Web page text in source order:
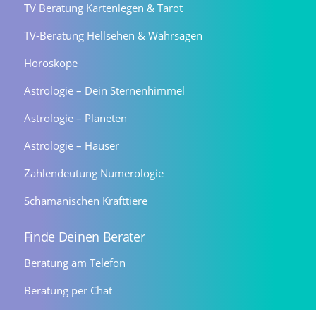
TV Beratung Kartenlegen & Tarot
TV-Beratung Hellsehen & Wahrsagen
Horoskope
Astrologie – Dein Sternenhimmel
Astrologie – Planeten
Astrologie – Häuser
Zahlendeutung Numerologie
Schamanischen Krafttiere
Finde Deinen Berater
Beratung am Telefon
Beratung per Chat